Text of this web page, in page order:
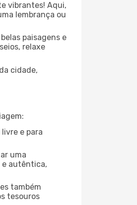
vibrantes! Aqui,
lembrança ou
paisagens e
relaxe
cidade,
e para
uma
e autêntica,
também
tesouros